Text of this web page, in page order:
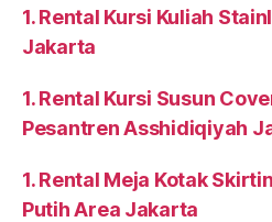
1. Rental Kursi Kuliah
Jakarta
1. Rental Kursi Susun
Pesantren Asshidiqiyah
1. Rental Meja Kotak
Putih Area Jakarta